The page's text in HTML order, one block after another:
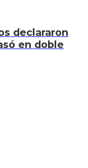
declararon
en doble